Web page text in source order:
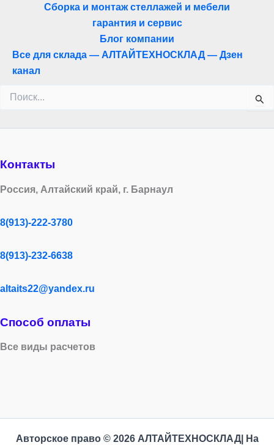
Сборка и монтаж стеллажей и мебели
гарантия и сервис
Блог компании
Все для склада — АЛТАЙТЕХНОСКЛАД — Дзен
канал
Поиск:
Контакты
Россия, Алтайский край, г. Барнаул
8(913)-222-3780
8(913)-232-6638
altaits22@yandex.ru
Способ оплаты
Все виды расчетов
Авторское право © 2026 АЛТАЙТЕХНОСКЛАД| На